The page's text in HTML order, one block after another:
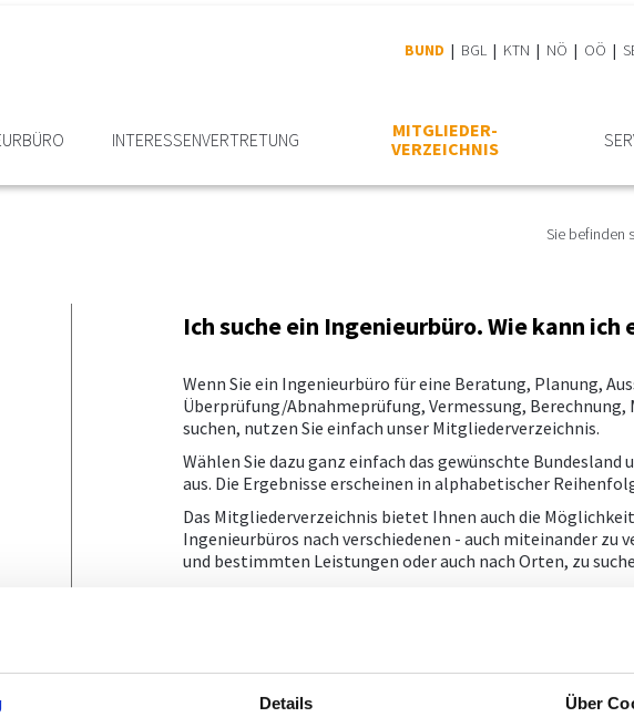
Details Über
BUND BGL KTN NÖ OÖ
INTERESSEN­VERTRETUNG
MITGLIEDER­
VERZEICHNIS
Sie befinden
Ich suche ein Ingenieurbüro. Wie kann
Wenn Sie ein Ingenieurbüro für eine Beratung, Planung,
Überprüfung/Abnahmeprüfung, Vermessung,
suchen, nutzen Sie einfach unser Mitgliederverzeichnis.
Wählen Sie dazu ganz einfach das gewünschte
aus. Die Ergebnisse erscheinen in alphabetischer
Das Mitgliederverzeichnis bietet Ihnen auch die
Ingenieurbüros nach verschiedenen - auch miteinander
und bestimmten Leistungen oder auch nach Orten, zu
Anmerkung: die unten auszuwählenden
abschließenden, sondern nur demonstrativen
technischen und naturwissenschaftlichen
möglichen) Fachgebiete der Ingenieurbüros, so, wie
aufscheinen, taxativ anzuführen. Der
Ausbildung zu orientieren und kann daher